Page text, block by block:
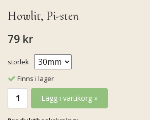
Howlit, Pi-sten
79 kr
storlek
Finns i lager
Lägg i varukorg »